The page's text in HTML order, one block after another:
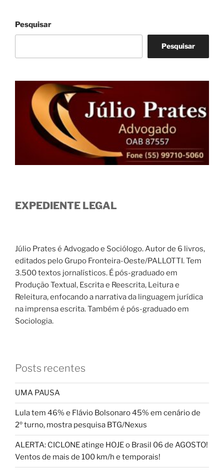
Pesquisar
Pesquisar
EXPEDIENTE LEGAL
Júlio Prates é Advogado e Sociólogo. Autor de 6 livros,
editados pelo Grupo Fronteira-Oeste/PALLOTTI. Tem
3.500 textos jornalísticos. É pós-graduado em
Produção Textual, Escrita e Reescrita, Leitura e
Releitura, enfocando a narrativa da linguagem jurídica
na imprensa escrita. Também é pós-graduado em
Sociologia.
Posts recentes
UMA PAUSA
Lula tem 46% e Flávio Bolsonaro 45% em cenário de
2º turno, mostra pesquisa BTG/Nexus
ALERTA: CICLONE atinge HOJE o Brasil 06 de AGOSTO!
Ventos de mais de 100 km/h e temporais!